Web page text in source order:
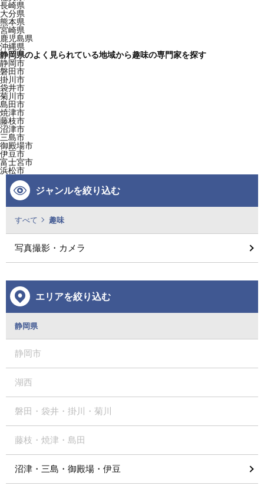
長崎県
大分県
熊本県
宮崎県
鹿児島県
沖縄県
静岡県のよく見られている地域から趣味の専門家を探す
静岡市
磐田市
掛川市
袋井市
菊川市
島田市
焼津市
藤枝市
沼津市
三島市
御殿場市
伊豆市
富士宮市
浜松市
ジャンルを絞り込む
すべて 趣味
写真撮影・カメラ
エリアを絞り込む
静岡県
静岡市
湖西
磐田・袋井・掛川・菊川
藤枝・焼津・島田
沼津・三島・御殿場・伊豆